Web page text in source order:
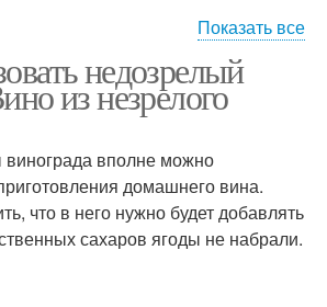
Компот из
недозревшего
винограда
Кислый виноград
Показать все
недозрелый
из незрелого
вполне можно
домашнего вина.
что в него нужно будет добавлять
сахаров ягоды не набрали.